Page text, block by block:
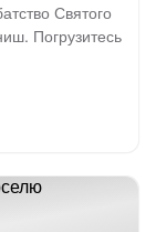
Святого
Погрузитесь